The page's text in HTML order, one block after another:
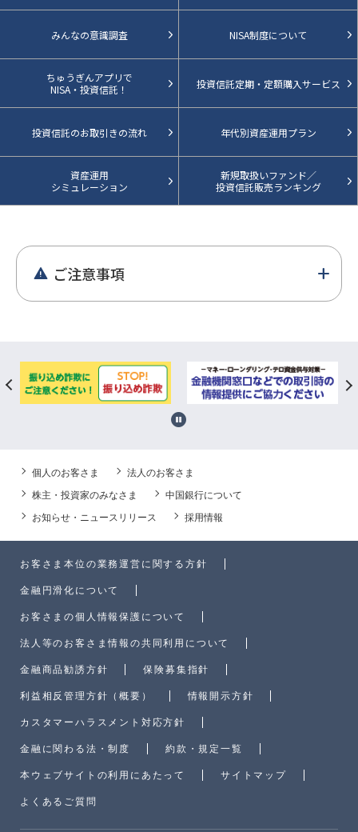
みんなの意識調査 NISA制度について
ちゅうぎんアプリで
NISA・投資信託！
投資信託定期・定額購入サービス
投資信託のお取引きの流れ 年代別資産運用プラン
資産運用
シミュレーション
新規取扱いファンド／
投資信託販売ランキング
add
warning ご注意事項
個人のお客さま
法人のお客さま
株主・投資家のみなさま
中国銀行について
お知らせ・ニュースリリース
採用情報
お客さま本位の業務運営に関する方針
金融円滑化について
お客さまの個人情報保護について
法人等のお客さま情報の共同利用について
金融商品勧誘方針 保険募集指針
利益相反管理方針（概要） 情報開示方針
カスタマーハラスメント対応方針
金融に関わる法・制度 約款・規定一覧
本ウェブサイトの利用にあたって サイトマップ
よくあるご質問